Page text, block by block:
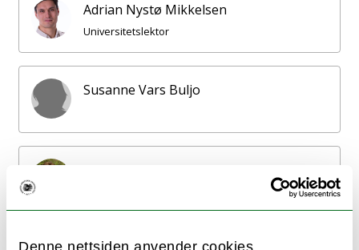
Denne nettsiden anvender cookies
Adrian Nystø Mikkelsen
Universitetslektor
Susanne Vars Buljo